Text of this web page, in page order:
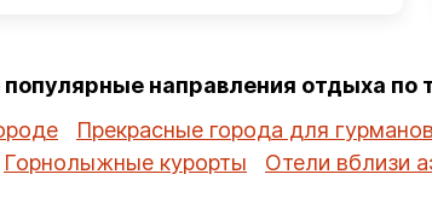
направления отдыха по
Прекрасные города для
Горнолыжные курорты
Отели вблизи